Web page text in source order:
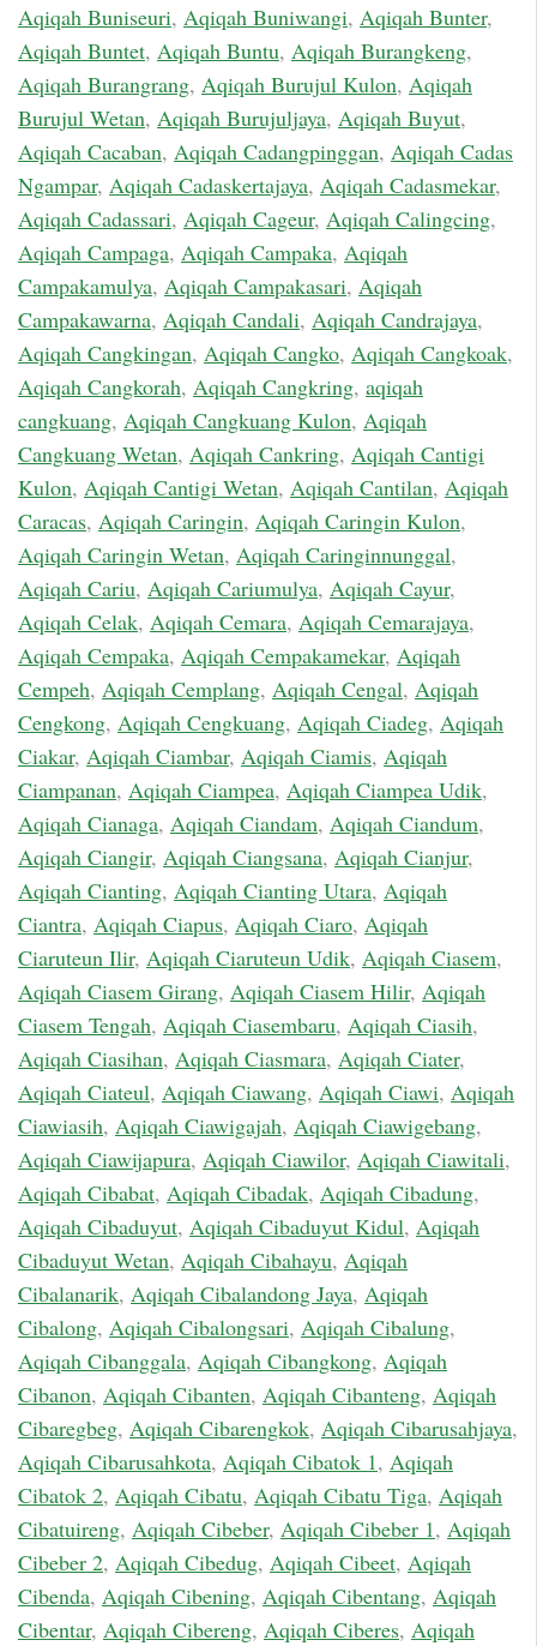
Aqiqah Buniseuri, Aqiqah Buniwangi, Aqiqah Bunter,
Aqiqah Buntet, Aqiqah Buntu, Aqiqah Burangkeng,
Aqiqah Burangrang, Aqiqah Burujul Kulon, Aqiqah
Burujul Wetan, Aqiqah Burujuljaya, Aqiqah Buyut,
Aqiqah Cacaban, Aqiqah Cadangpinggan, Aqiqah Cadas
Ngampar, Aqiqah Cadaskertajaya, Aqiqah Cadasmekar,
Aqiqah Cadassari, Aqiqah Cageur, Aqiqah Calingcing,
Aqiqah Campaga, Aqiqah Campaka, Aqiqah
Campakamulya, Aqiqah Campakasari, Aqiqah
Campakawarna, Aqiqah Candali, Aqiqah Candrajaya,
Aqiqah Cangkingan, Aqiqah Cangko, Aqiqah Cangkoak,
Aqiqah Cangkorah, Aqiqah Cangkring, aqiqah
cangkuang, Aqiqah Cangkuang Kulon, Aqiqah
Cangkuang Wetan, Aqiqah Cankring, Aqiqah Cantigi
Kulon, Aqiqah Cantigi Wetan, Aqiqah Cantilan, Aqiqah
Caracas, Aqiqah Caringin, Aqiqah Caringin Kulon,
Aqiqah Caringin Wetan, Aqiqah Caringinnunggal,
Aqiqah Cariu, Aqiqah Cariumulya, Aqiqah Cayur,
Aqiqah Celak, Aqiqah Cemara, Aqiqah Cemarajaya,
Aqiqah Cempaka, Aqiqah Cempakamekar, Aqiqah
Cempeh, Aqiqah Cemplang, Aqiqah Cengal, Aqiqah
Cengkong, Aqiqah Cengkuang, Aqiqah Ciadeg, Aqiqah
Ciakar, Aqiqah Ciambar, Aqiqah Ciamis, Aqiqah
Ciampanan, Aqiqah Ciampea, Aqiqah Ciampea Udik,
Aqiqah Cianaga, Aqiqah Ciandam, Aqiqah Ciandum,
Aqiqah Ciangir, Aqiqah Ciangsana, Aqiqah Cianjur,
Aqiqah Cianting, Aqiqah Cianting Utara, Aqiqah
Ciantra, Aqiqah Ciapus, Aqiqah Ciaro, Aqiqah
Ciaruteun Ilir, Aqiqah Ciaruteun Udik, Aqiqah Ciasem,
Aqiqah Ciasem Girang, Aqiqah Ciasem Hilir, Aqiqah
Ciasem Tengah, Aqiqah Ciasembaru, Aqiqah Ciasih,
Aqiqah Ciasihan, Aqiqah Ciasmara, Aqiqah Ciater,
Aqiqah Ciateul, Aqiqah Ciawang, Aqiqah Ciawi, Aqiqah
Ciawiasih, Aqiqah Ciawigajah, Aqiqah Ciawigebang,
Aqiqah Ciawijapura, Aqiqah Ciawilor, Aqiqah Ciawitali,
Aqiqah Cibabat, Aqiqah Cibadak, Aqiqah Cibadung,
Aqiqah Cibaduyut, Aqiqah Cibaduyut Kidul, Aqiqah
Cibaduyut Wetan, Aqiqah Cibahayu, Aqiqah
Cibalanarik, Aqiqah Cibalandong Jaya, Aqiqah
Cibalong, Aqiqah Cibalongsari, Aqiqah Cibalung,
Aqiqah Cibanggala, Aqiqah Cibangkong, Aqiqah
Cibanon, Aqiqah Cibanten, Aqiqah Cibanteng, Aqiqah
Cibaregbeg, Aqiqah Cibarengkok, Aqiqah Cibarusahjaya,
Aqiqah Cibarusahkota, Aqiqah Cibatok 1, Aqiqah
Cibatok 2, Aqiqah Cibatu, Aqiqah Cibatu Tiga, Aqiqah
Cibatuireng, Aqiqah Cibeber, Aqiqah Cibeber 1, Aqiqah
Cibeber 2, Aqiqah Cibedug, Aqiqah Cibeet, Aqiqah
Cibenda, Aqiqah Cibening, Aqiqah Cibentang, Aqiqah
Cibentar, Aqiqah Cibereng, Aqiqah Ciberes, Aqiqah